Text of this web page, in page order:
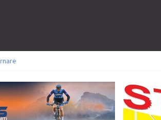
e Gallis. Signorelli 5^ la migliore tra gli italiani
sfida agonistica di una leggendaria storia
argento azzurro a Monteceneri